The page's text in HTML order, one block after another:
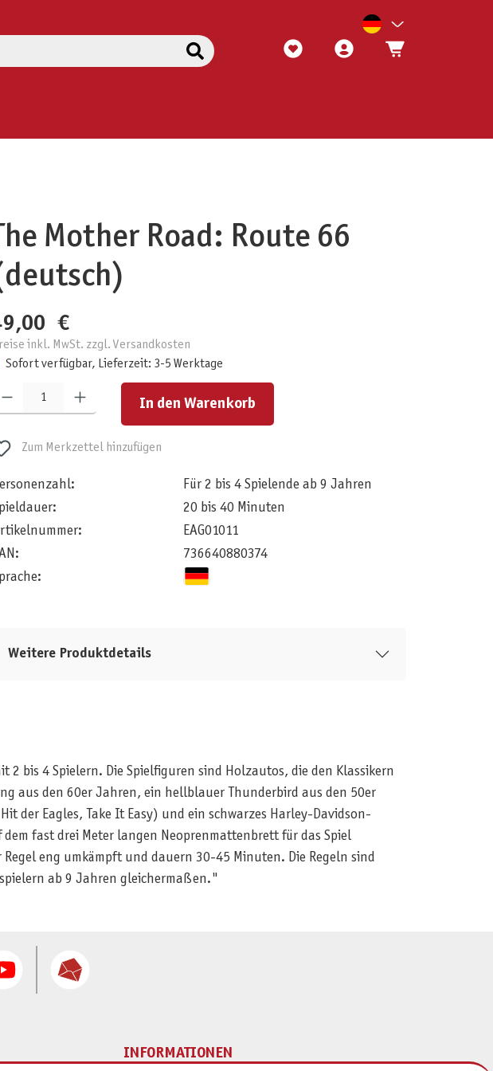
Mother Road: Route 66
€
inkl. MwSt. zzgl. Versandkosten
Sofort verfügbar, Lieferzeit: 3-5 Werktage
Anzahl: Gib den gewünschten Wert ein oder benutze die Schaltflächen um die Anzahl zu erhöhen oder zu reduzieren.
In den Warenkorb
Zum Merkzettel hinzufügen
Für 2 bis 4 Spielende ab 9 Jahren
20 bis 40 Minuten
EAG01011
736640880374
Weitere Produktdetails
bis 4 Spielern. Die Spielfiguren sind Holzautos, die den Klassikern
aus den 60er Jahren, ein hellblauer Thunderbird aus den 50er
der Eagles, Take It Easy) und ein schwarzes Harley-Davidson-
fast drei Meter langen Neoprenmattenbrett für das Spiel
eng umkämpft und dauern 30-45 Minuten. Die Regeln sind
ab 9 Jahren gleichermaßen."
INFORMATIONEN